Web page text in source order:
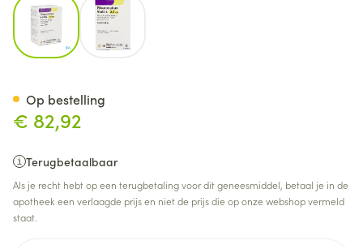
€ 82,92
Terugbetaalbaar
Als je recht hebt op een terugbetaling voor dit geneesmiddel, betaal je in de
apotheek een verlaagde prijs en niet de prijs die op onze webshop vermeld
staat.
Op bestelling